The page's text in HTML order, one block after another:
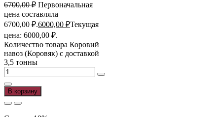
6700,00₽ Первоначальная
цена составляла
6700,00 ₽.6000,00 ₽Текущая
цена: 6000,00 ₽.
Количество товара Коровий
навоз (Коровяк) с доставкой
3,5 тонны
В корзину